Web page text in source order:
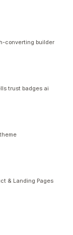
converting builder
trust badges ai
& Landing Pages